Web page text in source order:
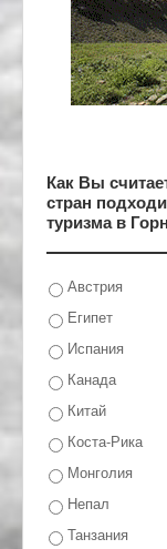
Как Вы
стран
туризма в
Австрия
Египет
Испания
Канада
Китай
Коста-Рика
Монголия
Непал
Танзания